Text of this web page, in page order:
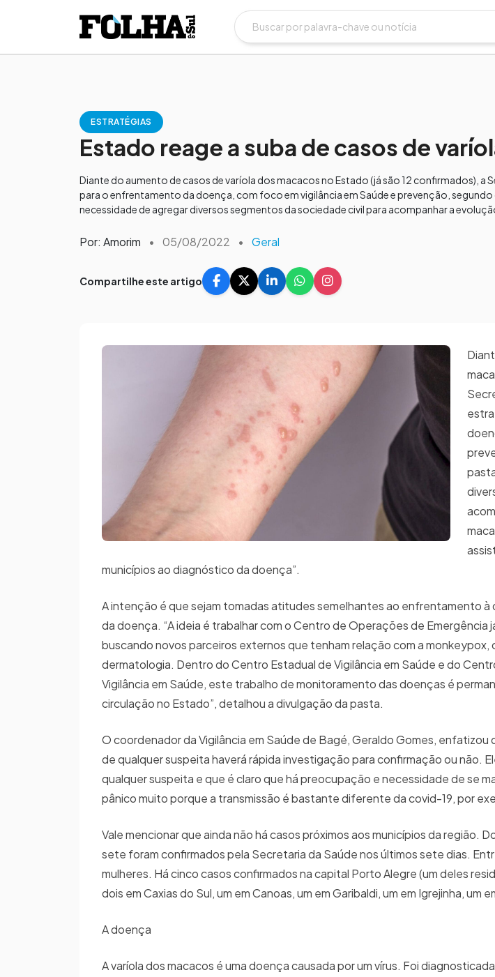
ESTRATÉGIAS
Estado reage a suba de casos de
Diante do aumento de casos de varíola dos macacos no Estado (já são 12 confirmados), a
para o enfrentamento da doença, com foco em vigilância em Saúde e prevenção,
necessidade de agregar diversos segmentos da sociedade civil para acompanhar a
Por: Amorim • 05/08/2022 • Geral
Compartilhe este artigo
municípios ao diagnóstico da doença”.
A intenção é que sejam tomadas atitudes semelhantes ao enfrentamento à
da doença. “A ideia é trabalhar com o Centro de Operações de Emergência
buscando novos parceiros externos que tenham relação com a
dermatologia. Dentro do Centro Estadual de Vigilância em Saúde e do
Vigilância em Saúde, este trabalho de monitoramento das doenças é
circulação no Estado”, detalhou a divulgação da pasta.
O coordenador da Vigilância em Saúde de Bagé, Geraldo Gomes,
de qualquer suspeita haverá rápida investigação para confirmação ou não.
qualquer suspeita e que é claro que há preocupação e necessidade de se
pânico muito porque a transmissão é bastante diferente da covid-19, por
Vale mencionar que ainda não há casos próximos aos municípios da região.
sete foram confirmados pela Secretaria da Saúde nos últimos sete dias.
mulheres. Há cinco casos confirmados na capital Porto Alegre (um deles
dois em Caxias do Sul, um em Canoas, um em Garibaldi, um em Igrejinha, um
A doença
A varíola dos macacos é uma doença causada por um vírus. Foi